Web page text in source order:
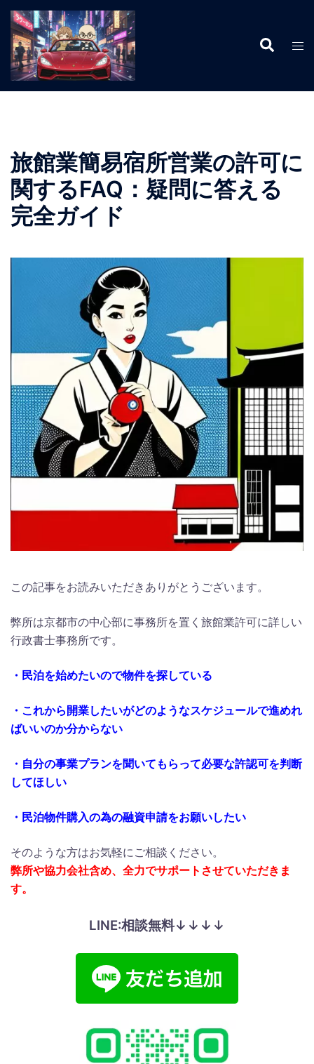
プ
検
索
ト
ー
旅館業簡易宿所営業の許可に
関するFAQ：疑問に答える
完全ガイド
この記事をお読みいただきありがとうございます。
弊所は京都市の中心部に事務所を置く旅館業許可に詳しい
行政書士事務所です。
・民泊を始めたいので物件を探している
・これから開業したいがどのようなスケジュールで進めれ
ばいいのか分からない
・自分の事業プランを聞いてもらって必要な許認可を判断
してほしい
・民泊物件購入の為の融資申請をお願いしたい
そのような方はお気軽にご相談ください。
弊所や協力会社含め、全力でサポートさせていただきま
す。
LINE:相談無料↓↓↓↓